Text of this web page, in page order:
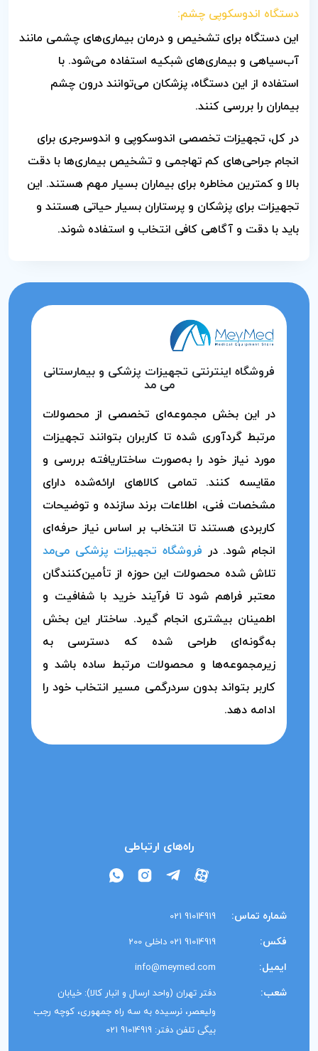
دستگاه اندوسکوپی چشم:
این دستگاه برای تشخیص و درمان بیماری‌های چشمی مانند
آب‌سیاهی و بیماری‌های شبکیه استفاده می‌شود. با
استفاده از این دستگاه، پزشکان می‌توانند درون چشم
بیماران را بررسی کنند.
در کل، تجهیزات تخصصی اندوسکوپی و اندوسرجری برای
انجام جراحی‌های کم تهاجمی و تشخیص بیماری‌ها با دقت
بالا و کمترین مخاطره برای بیماران بسیار مهم هستند. این
تجهیزات برای پزشکان و پرستاران بسیار حیاتی هستند و
باید با دقت و آگاهی کافی انتخاب و استفاده شوند.
فروشگاه اینترنتی تجهیزات پزشکی و بیمارستانی
می مد
در این بخش مجموعه‌ای تخصصی از محصولات
مرتبط گردآوری شده تا کاربران بتوانند تجهیزات
مورد نیاز خود را به‌صورت ساختاریافته بررسی و
مقایسه کنند. تمامی کالاهای ارائه‌شده دارای
مشخصات فنی، اطلاعات برند سازنده و توضیحات
کاربردی هستند تا انتخاب بر اساس نیاز حرفه‌ای
انجام شود. در فروشگاه تجهیزات پزشکی می‌مد
تلاش شده محصولات این حوزه از تأمین‌کنندگان
معتبر فراهم شود تا فرآیند خرید با شفافیت و
اطمینان بیشتری انجام گیرد. ساختار این بخش
به‌گونه‌ای طراحی شده که دسترسی به
زیرمجموعه‌ها و محصولات مرتبط ساده باشد و
کاربر بتواند بدون سردرگمی مسیر انتخاب خود را
ادامه دهد.
راه‌های ارتباطی
شماره تماس: 91014919 021
فکس: 91014919 021 داخلی 200
ایمیل: info@meymed.com
شعب:
دفتر تهران (واحد ارسال و انبار کالا): خیابان
ولیعصر، نرسیده به سه راه جمهوری، کوچه رجب
بیگی تلفن دفتر: 91014919 021